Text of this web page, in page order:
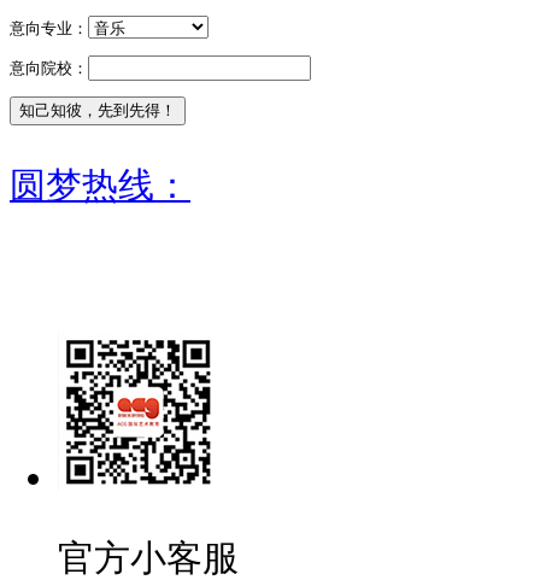
意向专业：
意向院校：
圆梦热线：
官方小客服